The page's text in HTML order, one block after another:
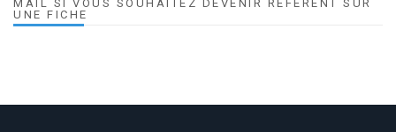
MAIL SI VOUS SOUHAITEZ DEVENIR RÉFÉRENT SUR
UNE FICHE